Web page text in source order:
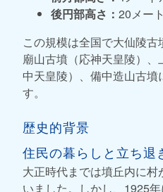
後円部高さ： 20メー
この規模は全国で大仙陵
廟山古墳（応神天皇陵）
中天皇陵）、備中造山古
す。
歴史的背景
住民の暮らしと立ち退
大正時代までは墳丘内に
いました。しかし、1925